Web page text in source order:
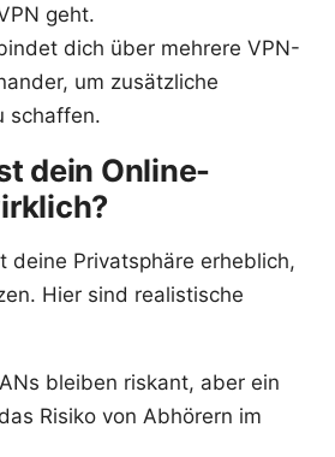
geht.
dich über mehrere VPN-
um zusätzliche
schaffen.
dein Online-
deine Privatsphäre erheblich,
Hier sind realistische
bleiben riskant, aber ein
Risiko von Abhörern im